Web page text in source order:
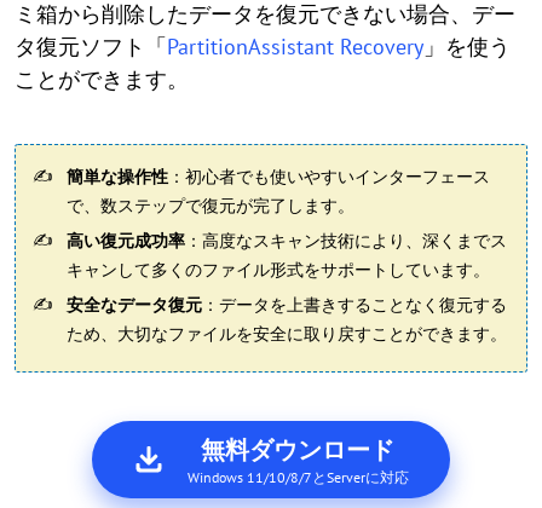
ミ箱から削除したデータを復元できない場合、デー
タ復元ソフト「PartitionAssistant Recovery 」を使う
ことができます。
簡単な操作性 ：初心者でも使いやすいインターフェース
で、数ステップで復元が完了します。
高い復元成功率 ：高度なスキャン技術により、深くまでス
キャンして多くのファイル形式をサポートしています。
安全なデータ復元 ：データを上書きすることなく復元する
ため、大切なファイルを安全に取り戻すことができます。
無料ダウンロード
Windows 11/10/8/7とServerに対応